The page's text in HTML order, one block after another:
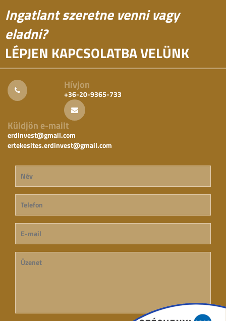
Ingatlant szeretne venni vagy
eladni?
LÉPJEN KAPCSOLATBA VELÜNK
Hívjon
+36-20-9365-733
Küldjön e-mailt
erdinvest@gmail.com
ertekesites.erdinvest@gmail.com